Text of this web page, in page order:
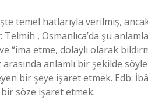
temel hatlarıyla verilmiş,
, Osmanlıca’da şu
anlamlı bir şekilde
bir şeye işaret etmek. Edb:
söze işaret etmek.